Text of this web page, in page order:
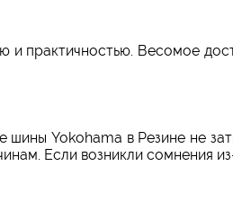
практичностью. Весомое
Yokohama в Резине не
Если возникли сомнения